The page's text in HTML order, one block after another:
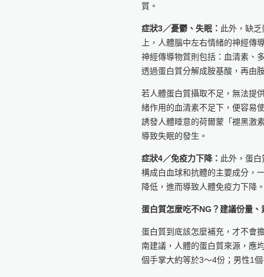
質。
症狀3／憂鬱、失眠： 此外，缺
上，人體腦中左右情緒的神經傳
神經傳導物質則包括：血清素、
透過蛋白質分解成胺基酸，再由
若人體蛋白質攝取不足，無法提
緒作用的血清素不足下，便容易
誘發人體睡意的荷爾蒙「褪黑激
導致失眠的發生。
症狀4／免疫力下降： 此外，蛋
構成白血球和抗體的主要成分，
降低，進而導致人體免疫力下降
蛋白質怎麼吃不NG？建議份量
蛋白質到底該怎麼補充，才不會
南建議，人體的蛋白質來源，應
個手掌大約等於3～4份；男性1